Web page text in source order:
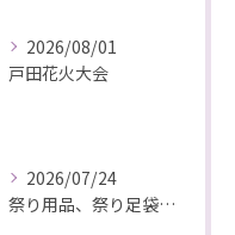
2026/08/01
戸田花火大会
2026/07/24
祭り用品、祭り足袋特価販売中